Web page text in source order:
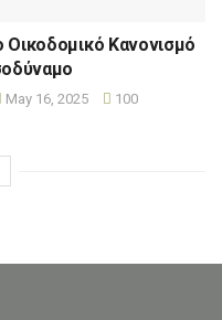
Οικοδομικό Κανονισμό
May 16, 2025 100